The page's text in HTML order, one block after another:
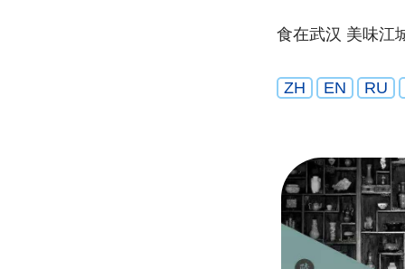
食在武汉 美味江
ZH EN RU